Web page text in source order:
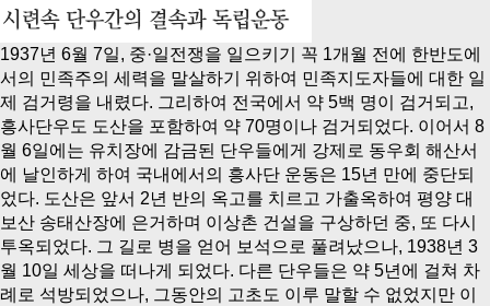
1937년 6월 7일, 중·일전쟁을 일으키기 꼭 1개월 전에 한반도에
서의 민족주의 세력을 말살하기 위하여 민족지도자들에 대한 일
제 검거령을 내렸다. 그리하여 전국에서 약 5백 명이 검거되고,
흥사단우도 도산을 포함하여 약 70명이나 검거되었다. 이어서 8
월 6일에는 유치장에 감금된 단우들에게 강제로 동우회 해산서
에 날인하게 하여 국내에서의 흥사단 운동은 15년 만에 중단되
었다. 도산은 앞서 2년 반의 옥고를 치르고 가출옥하여 평양 대
보산 송태산장에 은거하며 이상촌 건설을 구상하던 중, 또 다시
투옥되었다. 그 길로 병을 얻어 보석으로 풀려났으나, 1938년 3
월 10일 세상을 떠나게 되었다. 다른 단우들은 약 5년에 걸쳐 차
례로 석방되었으나, 그동안의 고초도 이루 말할 수 없었지만 이